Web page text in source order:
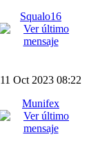
Squalo16
11 Oct 2023 08:22
Munifex